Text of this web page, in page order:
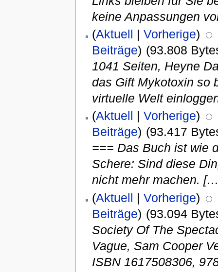
keine Anpassungen
(Aktuell | Vorherige)
Beiträge) (93.808
1041 Seiten, Heyne
das Gift Mykotoxin so
virtuelle Welt
(Aktuell | Vorherige)
Beiträge) (93.417
=== Das Buch ist wie
Schere: Sind diese
nicht mehr machen.
(Aktuell | Vorherige)
Beiträge) (93.094
Society Of The
Vague, Sam Cooper
ISBN 1617508306,